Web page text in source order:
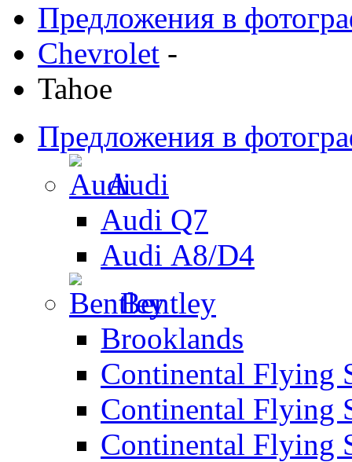
Предложения в
Chevrolet -
Tahoe
Предложения в
Audi
Audi Q7
Audi А8/D4
Bentley
Brooklands
Continental Flying
Continental Flying
Continental Flying